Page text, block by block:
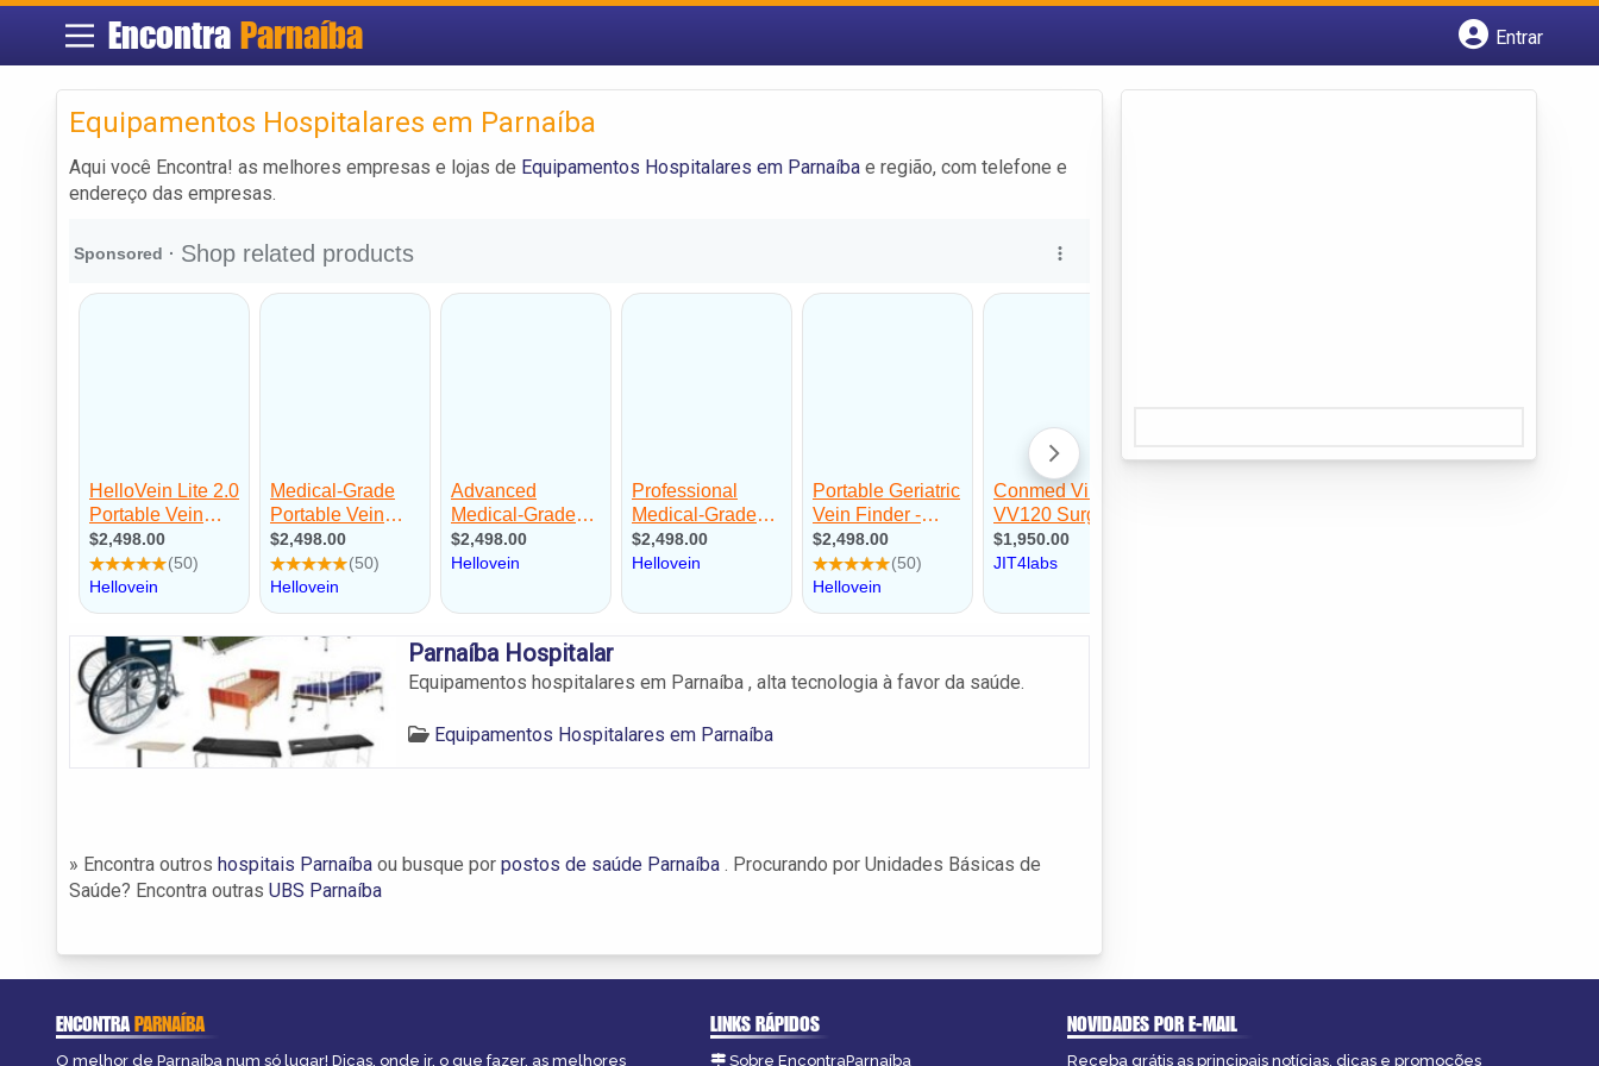
Encontra Parnaíba
Entrar
Equipamentos Hospitalares em Parnaíba
Aqui você Encontra! as melhores empresas e lojas de Equipamentos Hospitalares em Parnaíba e região, com telefone e
endereço das empresas.
Parnaíba Hospitalar
Equipamentos hospitalares em Parnaíba , alta tecnologia à favor da saúde.
Equipamentos Hospitalares em Parnaíba
» Encontra outros hospitais Parnaíba ou busque por postos de saúde Parnaíba . Procurando por Unidades Básicas de
Saúde? Encontra outras UBS Parnaíba
ENCONTRAPARNAÍBA
O melhor de Parnaíba num só lugar! Dicas, onde ir, o que fazer, as melhores
LINKS RÁPIDOS
Sobre EncontraParnaíba
NOVIDADES POR E-MAIL
Receba grátis as principais notícias, dicas e promoções